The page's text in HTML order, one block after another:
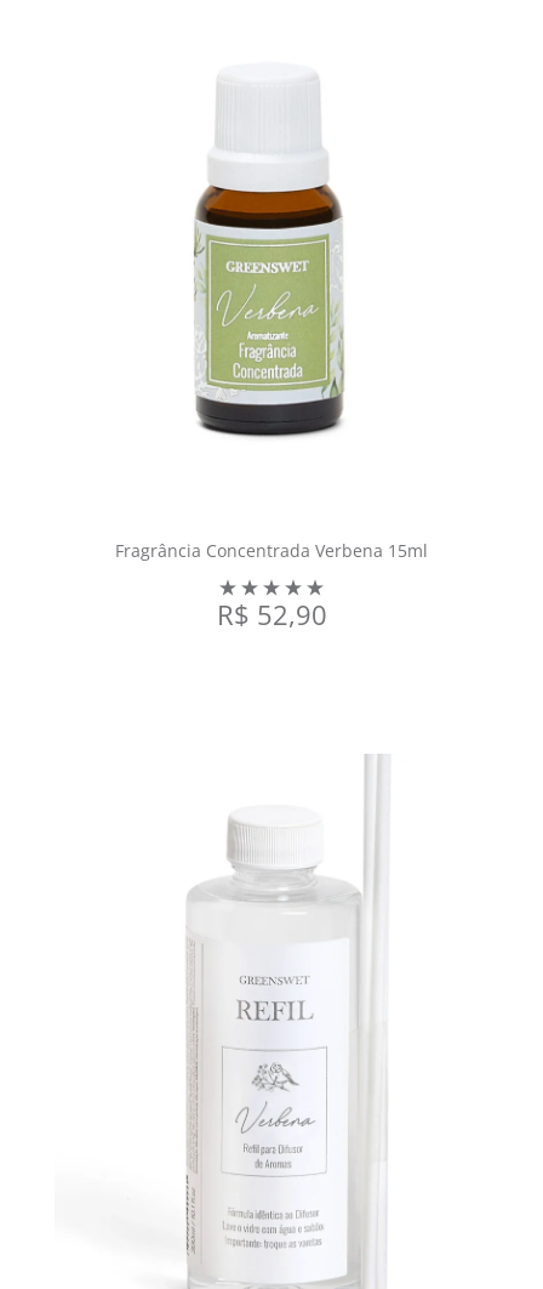
Fragrância Concentrada Verbena 15ml
R$ 52,90